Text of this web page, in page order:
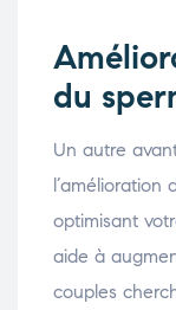
du
Un autre
l’amélioration
optimisant
aide à
couples